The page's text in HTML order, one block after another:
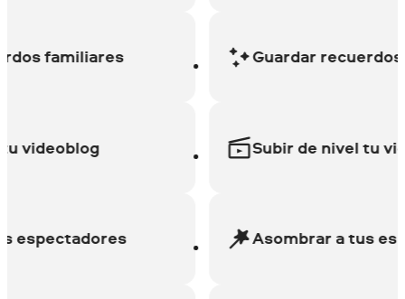
familiares Guardar recuerdos
Subir de nivel tu
Asombrar a tus